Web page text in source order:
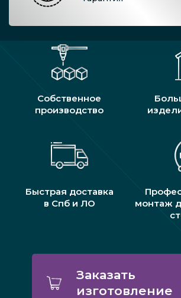
Собственное
производство
Быстрая доставка
в Спб и ЛО
монтаж
Заказать
изготовление